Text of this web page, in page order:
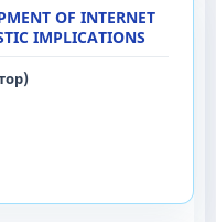
OF INTERNET
IMPLICATIONS